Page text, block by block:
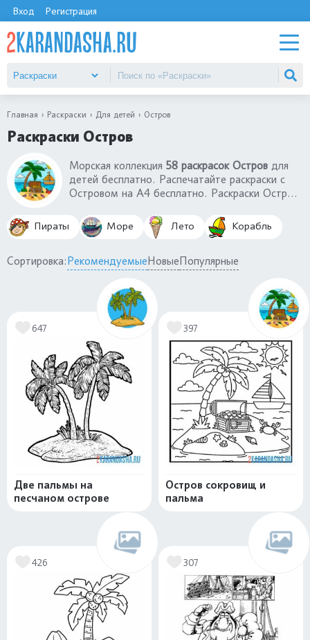
Вход Регистрация
Главная Раскраски Для детей Остров
Раскраски Остров
Морская коллекция 58 раскрасок Остров для
детей бесплатно. Распечатайте раскраски с
Островом на А4 бесплатно. Раскраски Остров
дошкольников 5-6 лет и школьников 7-8 лет.
Вы найдете раскраски Остров сокровищ,
другие. Лучшие раскраски остров на любой
Пираты Море Лето Корабль
Сортировка:РекомендуемыеНовыеПопулярные
647
Две пальмы на
песчаном острове
397
Остров сокровищ и
пальма
426 307